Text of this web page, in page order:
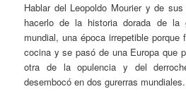
Hablar del Leopoldo Mourier y de
hacerlo de la historia dorada de la
mundial, una época irrepetible
cocina y se pasó de una Europa que
otra de la opulencia y del
desembocó en dos gurerras mundiales.